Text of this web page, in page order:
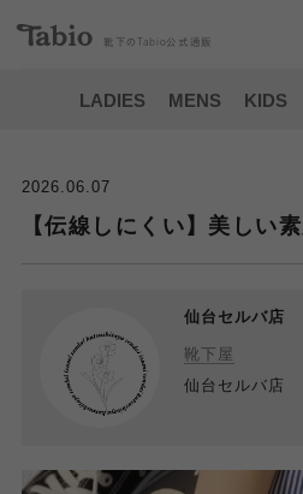
靴下の Tabio 公式通販
LADIES MENS KIDS
2026.06.07
【伝線しにくい】美しい
仙台セルバ店
靴下屋
仙台セルバ店